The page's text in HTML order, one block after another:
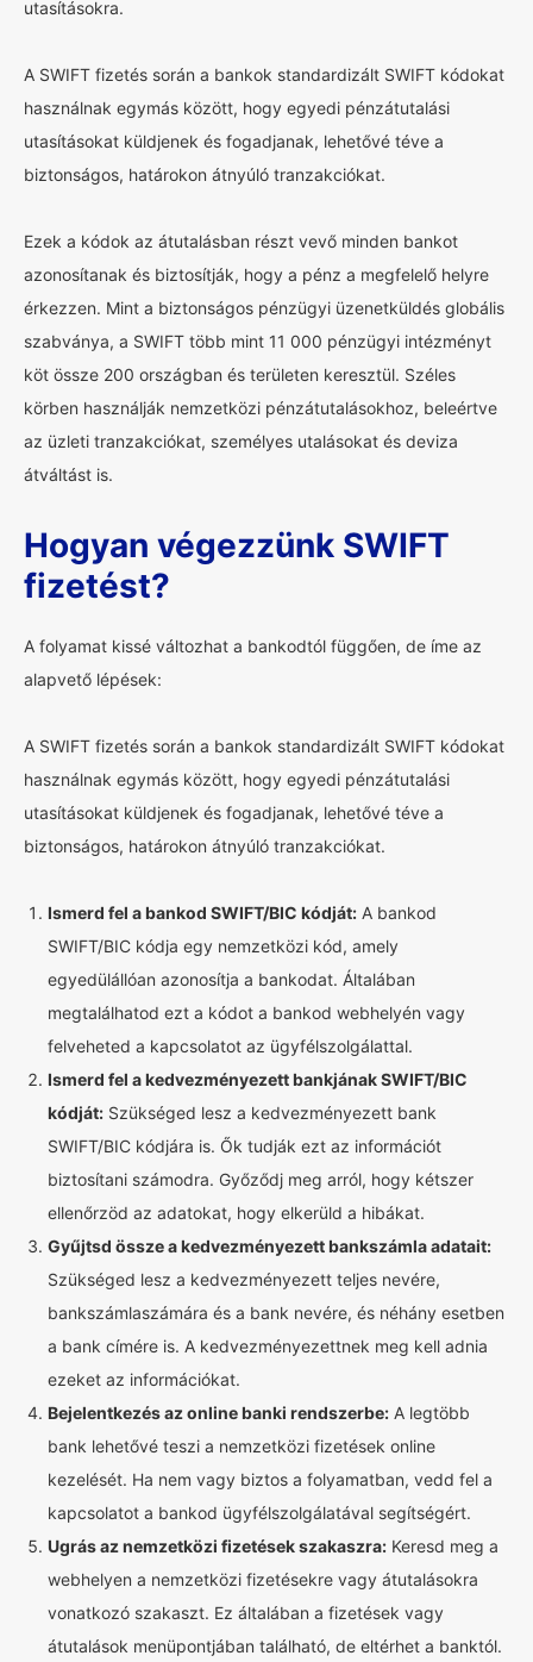
utasításokra.
A SWIFT fizetés során a bankok standardizált SWIFT kódokat
használnak egymás között, hogy egyedi pénzátutalási
utasításokat küldjenek és fogadjanak, lehetővé téve a
biztonságos, határokon átnyúló tranzakciókat.
Ezek a kódok az átutalásban részt vevő minden bankot
azonosítanak és biztosítják, hogy a pénz a megfelelő helyre
érkezzen. Mint a biztonságos pénzügyi üzenetküldés globális
szabványa, a SWIFT több mint 11 000 pénzügyi intézményt
köt össze 200 országban és területen keresztül. Széles
körben használják nemzetközi pénzátutalásokhoz, beleértve
az üzleti tranzakciókat, személyes utalásokat és deviza
átváltást is.
Hogyan végezzünk SWIFT
fizetést?
A folyamat kissé változhat a bankodtól függően, de íme az
alapvető lépések:
A SWIFT fizetés során a bankok standardizált SWIFT kódokat
használnak egymás között, hogy egyedi pénzátutalási
utasításokat küldjenek és fogadjanak, lehetővé téve a
biztonságos, határokon átnyúló tranzakciókat.
Ismerd fel a bankod SWIFT/BIC kódját: A bankod
SWIFT/BIC kódja egy nemzetközi kód, amely
egyedülállóan azonosítja a bankodat. Általában
megtalálhatod ezt a kódot a bankod webhelyén vagy
felveheted a kapcsolatot az ügyfélszolgálattal.
Ismerd fel a kedvezményezett bankjának SWIFT/BIC
kódját: Szükséged lesz a kedvezményezett bank
SWIFT/BIC kódjára is. Ők tudják ezt az információt
biztosítani számodra. Győződj meg arról, hogy kétszer
ellenőrzöd az adatokat, hogy elkerüld a hibákat.
Gyűjtsd össze a kedvezményezett bankszámla adatait:
Szükséged lesz a kedvezményezett teljes nevére,
bankszámlaszámára és a bank nevére, és néhány esetben
a bank címére is. A kedvezményezettnek meg kell adnia
ezeket az információkat.
Bejelentkezés az online banki rendszerbe: A legtöbb
bank lehetővé teszi a nemzetközi fizetések online
kezelését. Ha nem vagy biztos a folyamatban, vedd fel a
kapcsolatot a bankod ügyfélszolgálatával segítségért.
Ugrás az nemzetközi fizetések szakaszra: Keresd meg a
webhelyen a nemzetközi fizetésekre vagy átutalásokra
vonatkozó szakaszt. Ez általában a fizetések vagy
átutalások menüpontjában található, de eltérhet a banktól.